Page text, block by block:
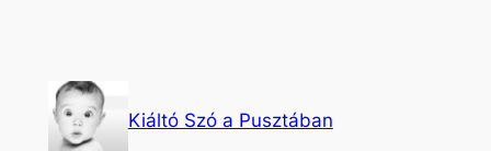
Kiáltó Szó a Pusztában